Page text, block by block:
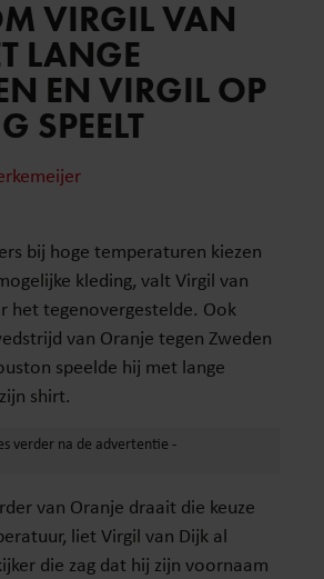
VIRGIL VAN
LANGE
EN VIRGIL OP
SPEELT
bij hoge temperaturen kiezen
kleding, valt Virgil van
het tegenovergestelde. Ook
van Oranje tegen Zweden
speelde hij met lange
shirt.
van Oranje draait die keuze
liet Virgil van Dijk al
die zag dat hij zijn voornaam